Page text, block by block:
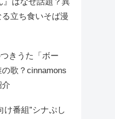
立ち食いそば漫
きうた「ボー
歌？cinnamons
け番組”シナぷし